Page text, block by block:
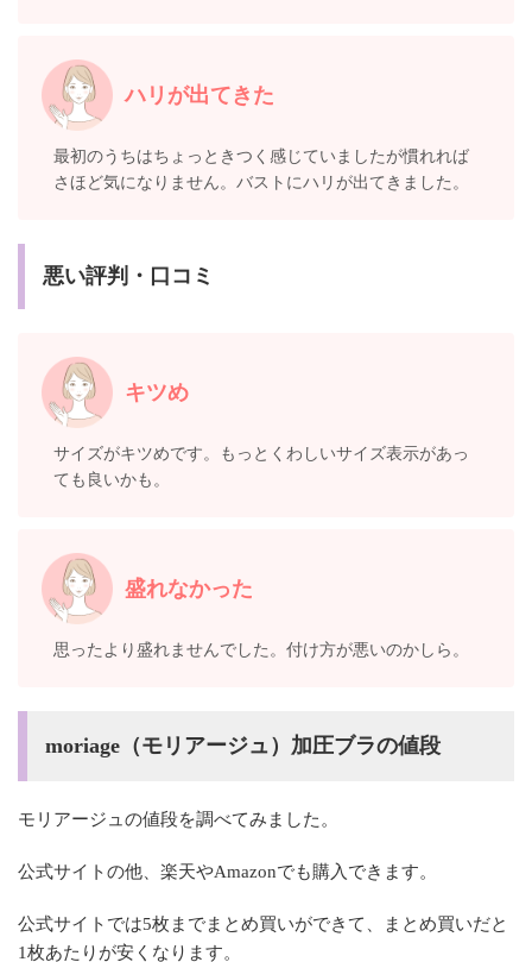
ハリが出てきた
最初のうちはちょっときつく感じていましたが慣れれば
さほど気になりません。バストにハリが出てきました。
悪い評判・口コミ
キツめ
サイズがキツめです。もっとくわしいサイズ表示があっ
ても良いかも。
盛れなかった
思ったより盛れませんでした。付け方が悪いのかしら。
moriage（モリアージュ）加圧ブラの値段
モリアージュの値段を調べてみました。
公式サイトの他、楽天やAmazonでも購入できます。
公式サイトでは5枚までまとめ買いができて、まとめ買いだと
1枚あたりが安くなります。